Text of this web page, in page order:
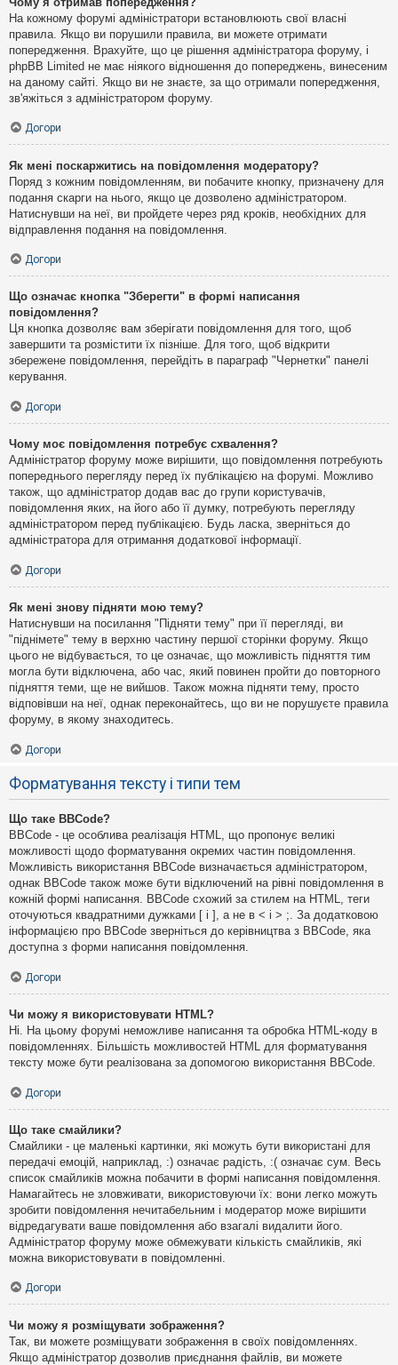
На кожному форумі адміністратори встановлюють свої власні
правила. Якщо ви порушили правила, ви можете отримати
попередження. Врахуйте, що це рішення адміністратора форуму, і
phpBB Limited не має ніякого відношення до попереджень, винесеним
на даному сайті. Якщо ви не знаєте, за що отримали попередження,
зв'яжіться з адміністратором форуму.
Догори
Як мені поскаржитись на повідомлення модератору?
Поряд з кожним повідомленням, ви побачите кнопку, призначену для
подання скарги на нього, якщо це дозволено адміністратором.
Натиснувши на неї, ви пройдете через ряд кроків, необхідних для
відправлення подання на повідомлення.
Догори
Що означає кнопка "Зберегти" в формі написання
повідомлення?
Ця кнопка дозволяє вам зберігати повідомлення для того, щоб
завершити та розмістити їх пізніше. Для того, щоб відкрити
збережене повідомлення, перейдіть в параграф "Чернетки" панелі
керування.
Догори
Чому моє повідомлення потребує схвалення?
Адміністратор форуму може вирішити, що повідомлення потребують
попереднього перегляду перед їх публікацією на форумі. Можливо
також, що адміністратор додав вас до групи користувачів,
повідомлення яких, на його або її думку, потребують перегляду
адміністратором перед публікацією. Будь ласка, зверніться до
адміністратора для отримання додаткової інформації.
Догори
Як мені знову підняти мою тему?
Натиснувши на посилання "Підняти тему" при її перегляді, ви
"піднімете" тему в верхню частину першої сторінки форуму. Якщо
цього не відбувається, то це означає, що можливість підняття тим
могла бути відключена, або час, який повинен пройти до повторного
підняття теми, ще не вийшов. Також можна підняти тему, просто
відповівши на неї, однак переконайтесь, що ви не порушуєте правила
форуму, в якому знаходитесь.
Догори
Форматування тексту і типи тем
Що таке BBCode?
BBCode - це особлива реалізація HTML, що пропонує великі
можливості щодо форматування окремих частин повідомлення.
Можливість використання BBCode визначається адміністратором,
однак BBCode також може бути відключений на рівні повідомлення в
кожній формі написання. BBCode схожий за стилем на HTML, теги
оточуються квадратними дужками [ і ], а не в < і > ;. За додатковою
інформацією про BBCode зверніться до керівництва з BBCode, яка
доступна з форми написання повідомлення.
Догори
Чи можу я використовувати HTML?
Ні. На цьому форумі неможливе написання та обробка HTML-коду в
повідомленнях. Більшість можливостей HTML для форматування
тексту може бути реалізована за допомогою використання BBCode.
Догори
Що таке смайлики?
Смайлики - це маленькі картинки, які можуть бути використані для
передачі емоцій, наприклад, :) означає радість, :( означає сум. Весь
список смайликів можна побачити в формі написання повідомлення.
Намагайтесь не зловживати, використовуючи їх: вони легко можуть
зробити повідомлення нечитабельним і модератор може вирішити
відредагувати ваше повідомлення або взагалі видалити його.
Адміністратор форуму може обмежувати кількість смайликів, які
можна використовувати в повідомленні.
Догори
Чи можу я розміщувати зображення?
Так, ви можете розміщувати зображення в своїх повідомленнях.
Якщо адміністратор дозволив приєднання файлів, ви можете